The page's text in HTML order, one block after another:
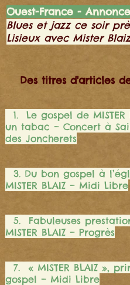
Ouest-France - Annonce
Blues et jazz ce soir
Lisieux avec Mister
Des titres d'articles
1. Le gospel de MISTER
un tabac – Concert à
des Joncherets
3. Du bon gospel à
MISTER BLAIZ – Midi Libre
5. Fabuleuses
MISTER BLAIZ – Progrès
7. « MISTER BLAIZ »,
gospel – Midi Libre